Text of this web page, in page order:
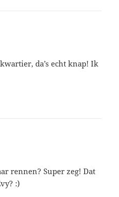
da’s echt knap! Ik
rennen? Super zeg! Dat
:)